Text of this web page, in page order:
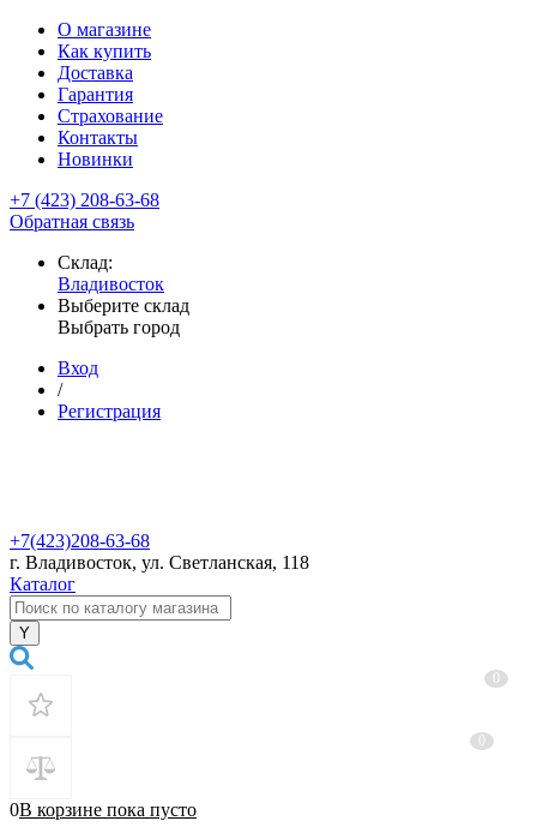
О магазине
Как купить
Доставка
Гарантия
Страхование
Контакты
Новинки
+7 (423) 208-63-68
Обратная связь
Склад:
Владивосток
Выберите склад
Выбрать город
Вход
/
Регистрация
+7(423)208-63-68
г. Владивосток, ул. Светланская, 118
Каталог
0В корзине пока пусто